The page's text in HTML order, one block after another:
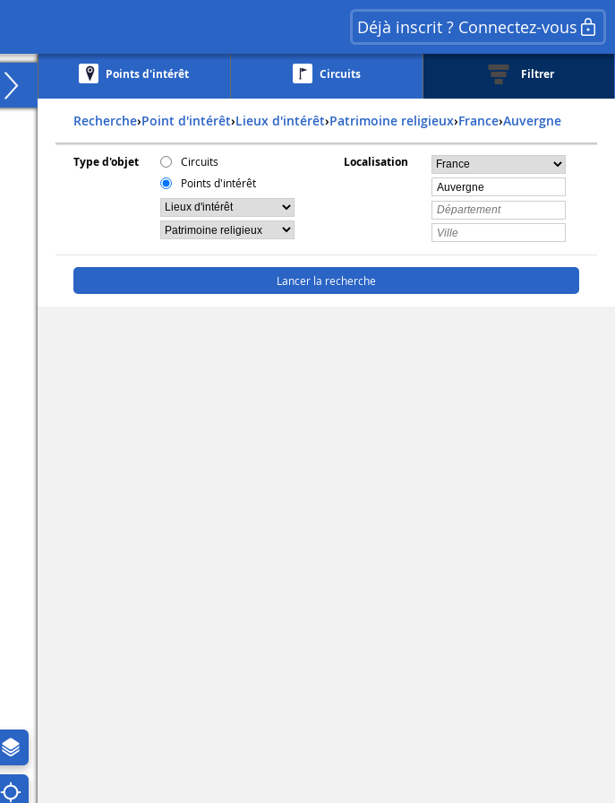
Déjà inscrit ? Connectez-vous
Points d'intérêt Circuits Filtrer
Recherche› Point d'intérêt› Lieux d'intérêt› Patrimoine religieux› france› auvergne
Type d'objet
Circuits
Points d'intérêt
Localisation